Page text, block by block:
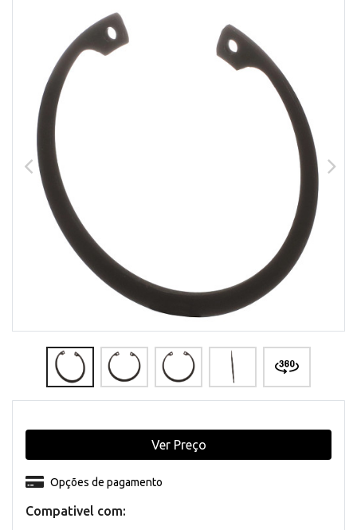
Compativel com:
Opções de pagamento
Ver Preço